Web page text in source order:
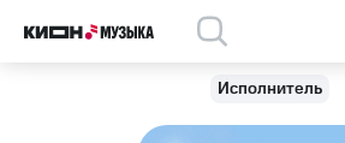
Исполнитель